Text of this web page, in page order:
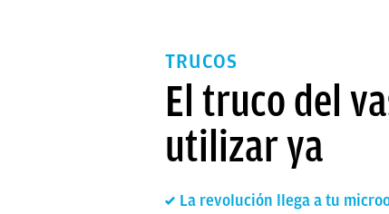
TRUCOS
El truco del
utilizar ya
La revolución llega a tu